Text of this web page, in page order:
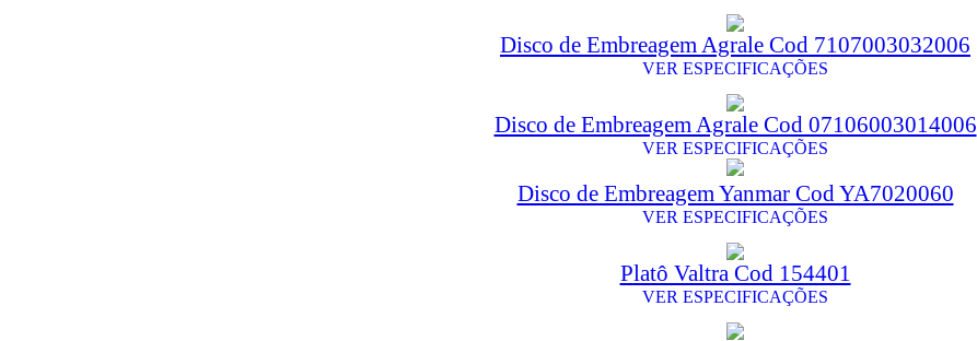
Disco de Embreagem Agrale Cod 7107003032006
VER ESPECIFICAÇÕES
Disco de Embreagem Agrale Cod 07106003014006
VER ESPECIFICAÇÕES
Disco de Embreagem Yanmar Cod YA7020060
VER ESPECIFICAÇÕES
Platô Valtra Cod 154401
VER ESPECIFICAÇÕES